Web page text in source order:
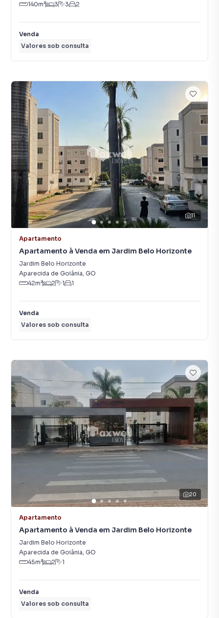
140m² 3 3 2
Venda
Valores sob consulta
11
Apartamento
Apartamento à Venda em Jardim Belo Horizonte
Jardim Belo Horizonte
Aparecida de Goiânia, GO
42m² 2 1 1
Venda
Valores sob consulta
20
Apartamento
Apartamento à Venda em Jardim Belo Horizonte
Jardim Belo Horizonte
Aparecida de Goiânia, GO
45m² 2 1
Venda
Valores sob consulta